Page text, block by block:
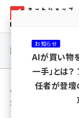
ン
連載・特集 |
用語「利用規
全 3 記事中 1 ～
お知らせ
AIが買い物
一手」とは
任者が登壇